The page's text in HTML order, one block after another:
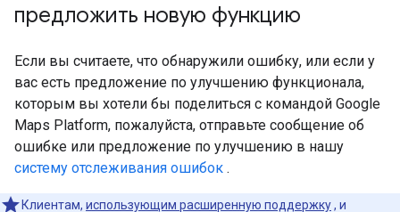
предложить новую функцию
Если вы считаете, что обнаружили ошибку, или если у
вас есть предложение по улучшению функционала,
которым вы хотели бы поделиться с командой Google
Maps Platform, пожалуйста, отправьте сообщение об
ошибке или предложение по улучшению в нашу
систему отслеживания ошибок .
Клиентам, использующим расширенную поддержку, и